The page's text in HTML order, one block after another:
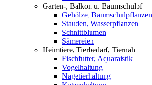
Garten-, Balkon u. Baumschulpf
Gehölze, Baumschulpflanzen
Stauden, Wasserpflanzen
Schnittblumen
Sämereien
Heimtiere, Tierbedarf, Tiernah
Fischfutter, Aquaraistik
Vogelhaltung
Nagetierhaltung